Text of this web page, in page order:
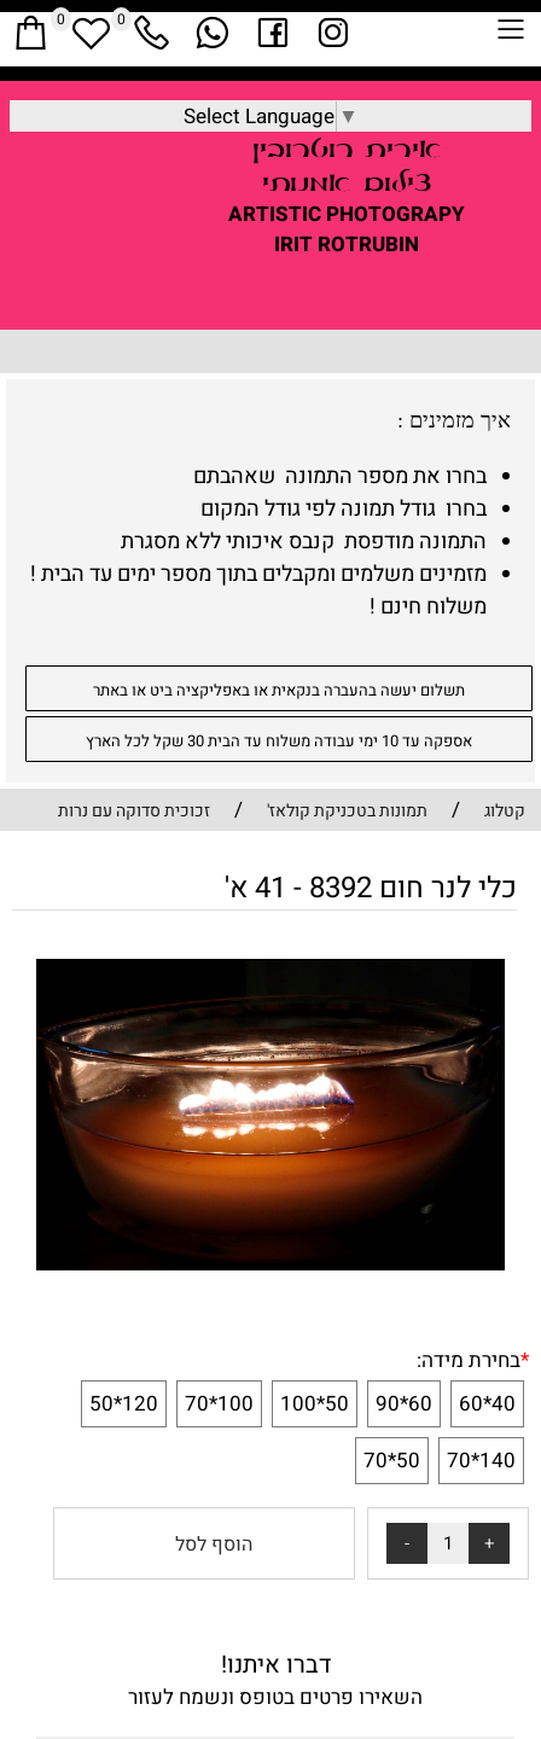
Select Language ▼
אירית רוטרובין
צילום אמנותי
ARTISTIC PHOTOGRAPY
IRIT ROTRUBIN
0 0
איך מזמינים :
בחרו את מספר התמונה שאהבתם
בחרו גודל תמונה לפי גודל המקום
התמונה מודפסת קנבס איכותי ללא מסגרת
מזמינים משלמים ומקבלים בתוך מספר ימים עד הבית !
משלוח חינם !
תשלום יעשה בהעברה בנקאית או באפליקציה ביט או באתר
אספקה עד 10 ימי עבודה משלוח עד הבית 30 שקל לכל הארץ
קטלוג / תמונות בטכניקת קולאז' / זכוכית סדוקה עם נרות
כלי לנר חום 8392 - 41 א'
*בחירת מידה:
40*60
60*90
50*100
100*70
120*50
140*70
50*70
הוסף לסל
דברו איתנו!
השאירו פרטים בטופס ונשמח לעזור